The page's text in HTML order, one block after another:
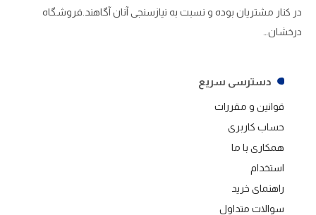
در کنار مشتریان بوده و نسبت به نیازسنجی آنان آگاهند.فروشگاه
درخشان…
دسترسی سریع
قوانین و مقررات
حساب کاربری
همکاری با ما
استخدام
راهنمای خرید
سوالات متداول